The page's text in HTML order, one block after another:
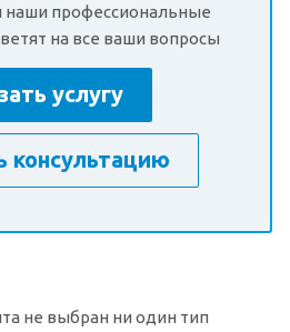
наши профессиональные
на все ваши вопросы
услугу
консультацию
не выбран ни один тип